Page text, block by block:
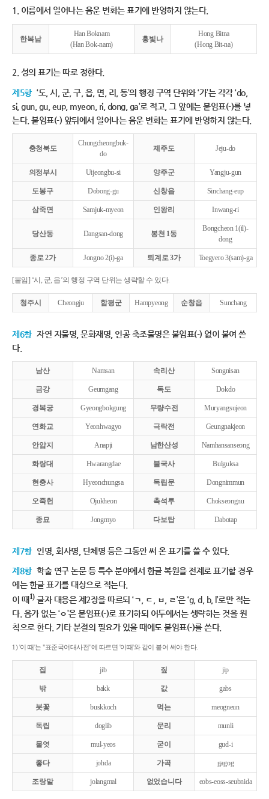
1. 이름에서 일어나는 음운 변화는 표기에 반영하지 않는다.
한복남
Han Boknam
(Han Bok-nam)
홍빛나
Hong Bitna
(Hong Bit-na)
2. 성의 표기는 따로 정한다.
제5항 ‘도, 시, 군, 구, 읍, 면, 리, 동’의 행정 구역 단위와 ‘가’는 각각 ‘do,
si, gun, gu, eup, myeon, ri, dong, ga’로 적고, 그 앞에는 붙임표(-)를 넣
는다. 붙임표(-) 앞뒤에서 일어나는 음운 변화는 표기에 반영하지 않는다.
충청북도
Chungcheongbuk-
do
제주도 Jeju-do
의정부시 Uijeongbu-si 양주군 Yangju-gun
도봉구 Dobong-gu 신창읍 Sinchang-eup
삼죽면 Samjuk-myeon 인왕리 Inwang-ri
당산동 Dangsan-dong 봉천 1동
Bongcheon 1(il)-
dong
종로 2가 Jongno 2(i)-ga 퇴계로 3가 Toegyero 3(sam)-ga
[붙임] ‘시, 군, 읍’의 행정 구역 단위는 생략할 수 있다.
청주시 Cheongju 함평군 Hampyeong 순창읍 Sunchang
제6항 자연 지물명, 문화재명, 인공 축조물명은 붙임표(-) 없이 붙여 쓴
다.
남산 Namsan 속리산 Songnisan
금강 Geumgang 독도 Dokdo
경복궁 Gyeongbokgung 무량수전 Muryangsujeon
연화교 Yeonhwagyo 극락전 Geungnakjeon
안압지 Anapji 남한산성 Namhansanseong
화랑대 Hwarangdae 불국사 Bulguksa
현충사 Hyeonchungsa 독립문 Dongnimmun
오죽헌 Ojukheon 촉석루 Chokseongnu
종묘 Jongmyo 다보탑 Dabotap
제7항 인명, 회사명, 단체명 등은 그동안 써 온 표기를 쓸 수 있다.
제8항 학술 연구 논문 등 특수 분야에서 한글 복원을 전제로 표기할 경우
에는 한글 표기를 대상으로 적는다.
이 때1)글자 대응은 제2장을 따르되 ‘ㄱ, ㄷ, ㅂ, ㄹ’은 ‘g, d, b, l’로만 적는
다. 음가 없는 ‘ㅇ’은 붙임표(-)로 표기하되 어두에서는 생략하는 것을 원
칙으로 한다. 기타 분절의 필요가 있을 때에도 붙임표(-)를 쓴다.
1) '이 때'는 "표준국어대사전"에 따르면 '이때'와 같이 붙여 써야 한다.
집 jib 짚 jip
밖 bakk 값 gabs
붓꽃 buskkoch 먹는 meogneun
독립 doglib 문리 munli
물엿 mul-yeos 굳이 gud-i
좋다 johda 가곡 gagog
조랑말 jolangmal 없었습니다 eobs-eoss-seubnida